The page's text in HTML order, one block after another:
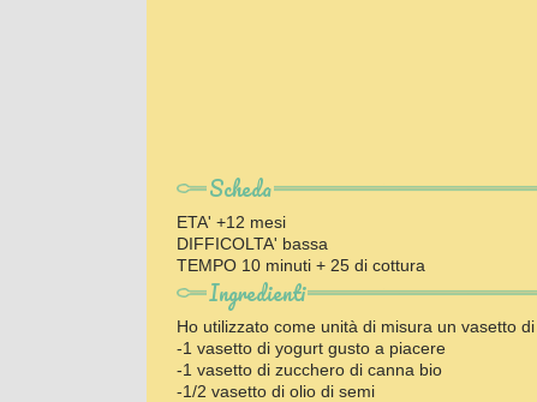
Scheda
ETA' +12 mesi
DIFFICOLTA' bassa
TEMPO 10 minuti + 25 di cottura
Ingredienti
Ho utilizzato come unità di misura un vasetto
-1 vasetto di yogurt gusto a piacere
-1 vasetto di zucchero di canna bio
-1/2 vasetto di olio di semi